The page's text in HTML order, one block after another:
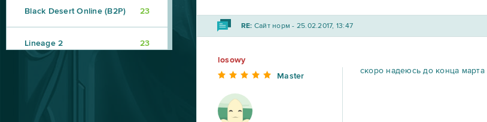
RE: Caйт норм - 25.02.2017, 13:47
losowy
Master
скоро надеюсь до конца марта
Black Desert Online (B2P) 23
Lineage 2 23
Star Conflict